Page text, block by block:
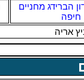
הברידג מחניים
חיפה
אריה